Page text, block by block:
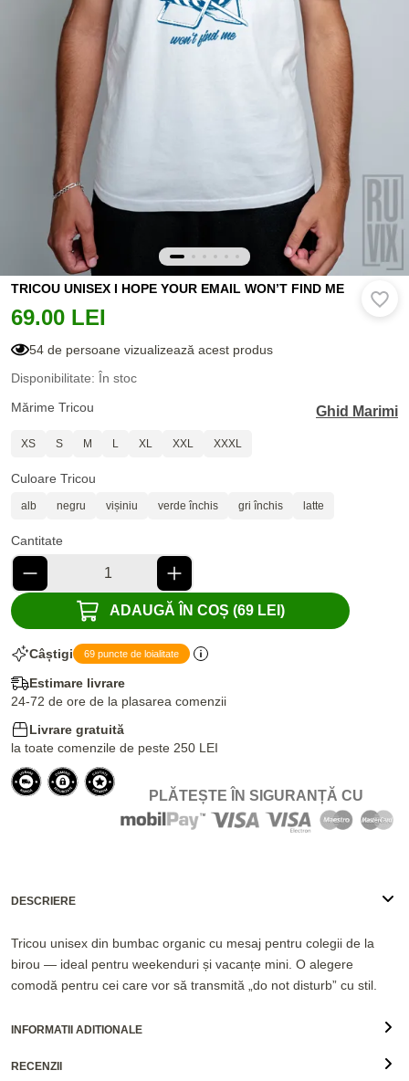
TRICOU UNISEX I HOPE YOUR EMAIL WON’T FIND ME
69.00 LEI
54 de persoane vizualizează acest produs
Disponibilitate: În stoc
Mărime Tricou
Ghid Marimi
XS S M L XL XXL XXXL
Culoare Tricou
alb negru vișiniu verde închis gri închis latte
Cantitate
ADAUGĂ ÎN COȘ (69 LEI)
Câștigi 69 puncte de loialitate
Estimare livrare
24-72 de ore de la plasarea comenzii
Livrare gratuită
la toate comenzile de peste 250 LEI
PLĂTEȘTE ÎN SIGURANȚĂ CU
DESCRIERE
Tricou unisex din bumbac organic cu mesaj pentru colegii de la
birou — ideal pentru weekenduri și vacanțe mini. O alegere
comodă pentru cei care vor să transmită „do not disturb” cu stil.
INFORMATII ADITIONALE
RECENZII